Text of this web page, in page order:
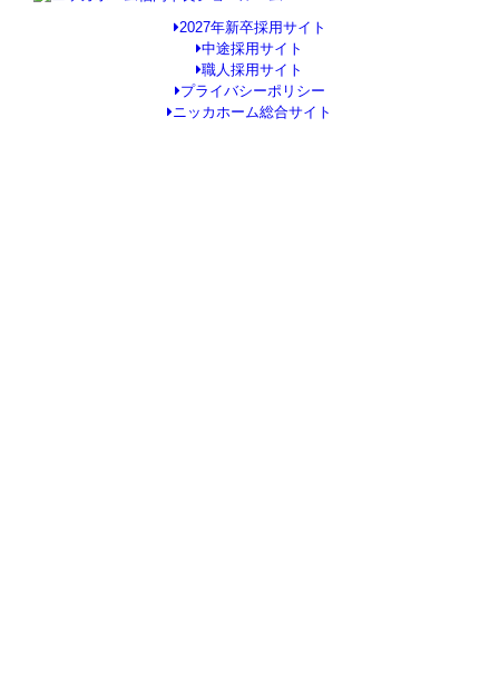
2027年新卒採用サイト
中途採用サイト
職人採用サイト
プライバシーポリシー
ニッカホーム総合サイト